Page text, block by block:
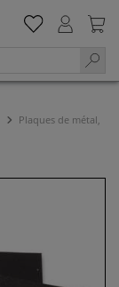
Plaques de métal,